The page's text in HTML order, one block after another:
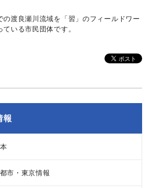
の渡良瀬川流域を「習」のフィールドワー
いる市民団体です。
報
市・東京情報